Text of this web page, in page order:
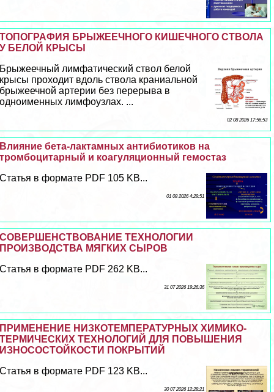
ТОПОГРАФИЯ БРЫЖЕЕЧНОГО КИШЕЧНОГО СТВОЛА
У БЕЛОЙ КРЫСЫ
Брыжеечный лимфатический ствол белой
крысы проходит вдоль ствола краниальной
брыжеечной артерии без перерыва в
одноименных лимфоузлах. ...
02 08 2026 17:56:53
Влияние бета-лактамных антибиотиков на
тромбоцитарный и коагуляционный гемостаз
Статья в формате PDF 105 KB...
01 08 2026 4:29:51
СОВЕРШЕНСТВОВАНИЕ ТЕХНОЛОГИИ
ПРОИЗВОДСТВА МЯГКИХ СЫРОВ
Статья в формате PDF 262 KB...
31 07 2026 19:26:36
ПРИМЕНЕНИЕ НИЗКОТЕМПЕРАТУРНЫХ ХИМИКО-
ТЕРМИЧЕСКИХ ТЕХНОЛОГИЙ ДЛЯ ПОВЫШЕНИЯ
ИЗНОСОСТОЙКОСТИ ПОКРЫТИЙ
Статья в формате PDF 123 KB...
30 07 2026 12:28:21